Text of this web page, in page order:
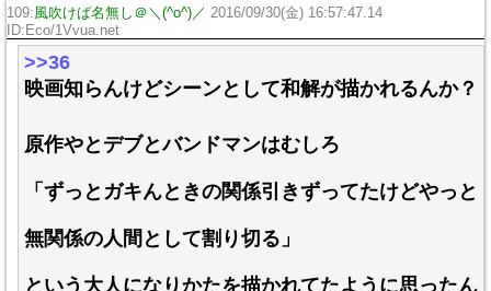
109:風吹けば名無し＠＼(^o^)／ 2016/09/30(金) 16:57:47.14
ID:Eco/1Vvua.net
>>36
映画知らんけどシーンとして和解が描かれるんか？
原作やとデブとバンドマンはむしろ
「ずっとガキんときの関係引きずってたけどやっと
無関係の人間として割り切る」
という大人になりかたを描かれてたように思ったん